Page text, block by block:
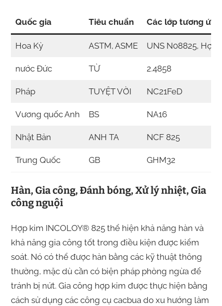
Quốc gia Tiêu chuẩn Các lớp tương ứng
Hoa Kỳ ASTM, ASME UNS N08825, Hợp
nước Đức TỪ 2.4858
Pháp TUYỆT VỜI NC21FeD
Vương quốc Anh BS NA16
Nhật Bản ANH TA NCF 825
Trung Quốc GB GHM32
Hàn, Gia công, Đánh bóng, Xử lý nhiệt, Gia
công nguội
Hợp kim INCOLOY® 825 thể hiện khả năng hàn và
khả năng gia công tốt trong điều kiện được kiểm
soát. Nó có thể được hàn bằng các kỹ thuật thông
thường, mặc dù cần có biện pháp phòng ngừa để
tránh bị nứt. Gia công hợp kim được thực hiện bằng
cách sử dụng các công cụ cacbua do xu hướng làm